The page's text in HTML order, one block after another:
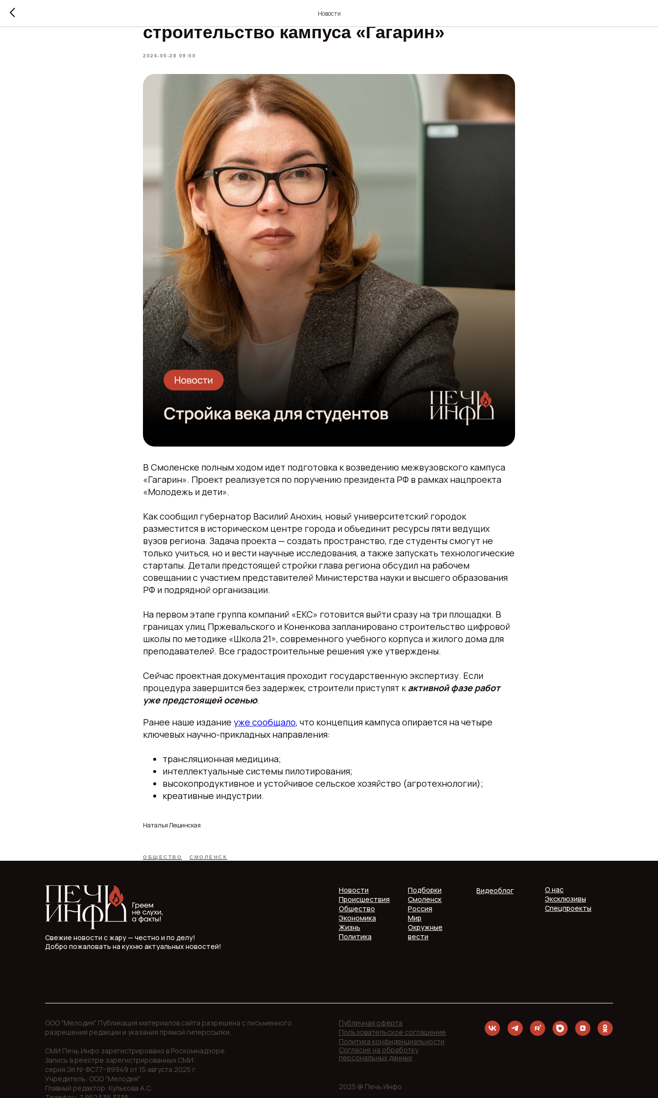
Новости
В Смоленске осенью начнется активное
строительство кампуса «Гагарин»
2026-05-28 09:00
В Смоленске полным ходом идет подготовка к возведению межвузовского кампуса
«Гагарин». Проект реализуется по поручению президента РФ в рамках нацпроекта
«Молодежь и дети».
Как сообщил губернатор Василий Анохин, новый университетский городок
разместится в историческом центре города и объединит ресурсы пяти ведущих
вузов региона. Задача проекта — создать пространство, где студенты смогут не
только учиться, но и вести научные исследования, а также запускать технологические
стартапы. Детали предстоящей стройки глава региона обсудил на рабочем
совещании с участием представителей Министерства науки и высшего образования
РФ и подрядной организации.
На первом этапе группа компаний «ЕКС» готовится выйти сразу на три площадки. В
границах улиц Пржевальского и Коненкова запланировано строительство цифровой
школы по методике «Школа 21», современного учебного корпуса и жилого дома для
преподавателей. Все градостроительные решения уже утверждены.
Сейчас проектная документация проходит государственную экспертизу. Если
процедура завершится без задержек, строители приступят кактивной фазе работ
уже предстоящей осенью.
Ранее наше издание уже сообщало, что концепция кампуса опирается на четыре
ключевых научно-прикладных направления:
трансляционная медицина;
интеллектуальные системы пилотирования;
высокопродуктивное и устойчивое сельское хозяйство (агротехнологии);
креативные индустрии.
Наталья Лещинская
ОБЩЕСТВО СМОЛЕНСК
Свежие новости с жару — честно и по делу!
Добро пожаловать на кухню актуальных новостей!
Новости
Происшествия
Общество
Экономика
Жизнь
Политика
Подборки
Смоленск
Россия
Мир
Окружные
вести
Видеоблог
О нас
Эксклюзивы
Спецпроекты
2025 @ Печь.Инфо
ООО "Мелодия". Публикация материалов сайта разрешена с письменного
разрешения редакции и указания прямой гиперссылки.
СМИ Печь.Инфо зарегистрировано в Роскомнадзоре.
Запись в реестре зарегистрированных СМИ:
серия Эл Nº ФС77−89949 oт 15 августа 2025 г.
Учредитель: ООО "Мелодия"
Главный редактор: Кулькова А.С.
Публичная оферта
Пользовательское соглашение
Политика конфиденциальности
Согласие на обработку
персональных данных